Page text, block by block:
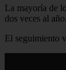
La mayoría de
dos veces al
El seguimiento